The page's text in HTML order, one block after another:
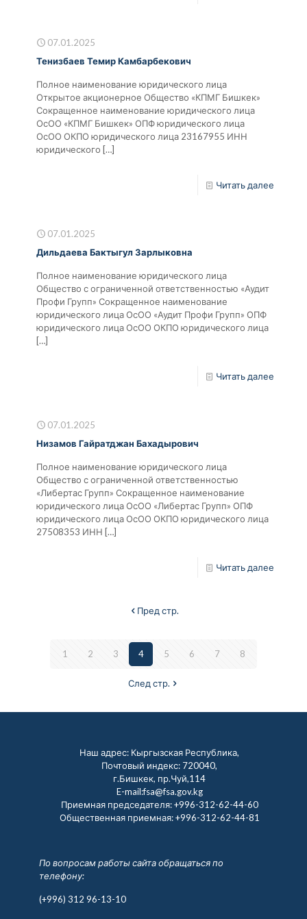
07.01.2025
Тенизбаев Темир Камбарбекович
Полное наименование юридического лица
Открытое акционерное Общество «КПМГ Бишкек»
Сокращенное наименование юридического лица
ОсОО «КПМГ Бишкек» ОПФ юридического лица
ОсОО ОКПО юридического лица 23167955 ИНН
юридического […]
Читать далее
07.01.2025
Дильдаева Бактыгул Зарлыковна
Полное наименование юридического лица
Общество с ограниченной ответственностью «Аудит
Профи Групп» Сокращенное наименование
юридического лица ОсОО «Аудит Профи Групп» ОПФ
юридического лица ОсОО ОКПО юридического лица
[…]
Читать далее
07.01.2025
Низамов Гайратджан Бахадырович
Полное наименование юридического лица
Общество с ограниченной ответственностью
«Либертас Групп» Сокращенное наименование
юридического лица ОсОО «Либертас Групп» ОПФ
юридического лица ОсОО ОКПО юридического лица
27508353 ИНН […]
Читать далее
Пред стр.
1 2 3 4 5 6 7 8
След стр.
Наш адрес: Кыргызская Республика,
Почтовый индекс: 720040,
г.Бишкек, пр.Чуй,114
E-mail:fsa@fsa.gov.kg
Приемная председателя:+996-312-62-44-60
Общественная приемная:+996-312-62-44-81
По вопросам работы сайта обращаться по
телефону:
(+996) 312 96-13-10